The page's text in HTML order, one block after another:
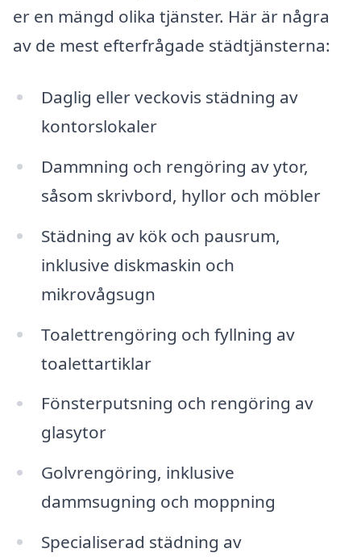
er en mängd olika tjänster. Här är några
av de mest efterfrågade städtjänsterna:
Daglig eller veckovis städning av
kontorslokaler
Dammning och rengöring av ytor,
såsom skrivbord, hyllor och möbler
Städning av kök och pausrum,
inklusive diskmaskin och
mikrovågsugn
Toalettrengöring och fyllning av
toalettartiklar
Fönsterputsning och rengöring av
glasytor
Golvrengöring, inklusive
dammsugning och moppning
Specialiserad städning av